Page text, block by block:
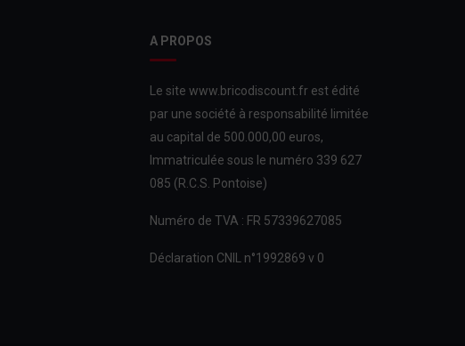
A PROPOS
Le site www.bricodiscount.fr est édité
par une société à responsabilité limitée
au capital de 500.000,00 euros,
Immatriculée sous le numéro 339 627
085 (R.C.S. Pontoise)
Numéro de TVA : FR 57339627085
Déclaration CNIL n°1992869 v 0